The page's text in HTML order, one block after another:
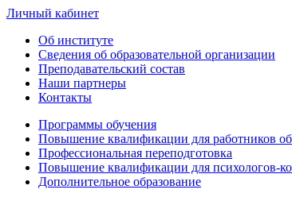
Личный кабинет
Об институте
Сведения об образовательной организации
Преподавательский состав
Наши партнеры
Контакты
Программы обучения
Повышение квалификации для работников
Профессиональная переподготовка
Повышение квалификации для психологов-
Дополнительное образование